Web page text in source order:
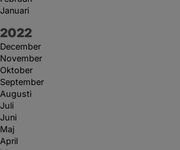
Januari
År:
2022
December
November
Oktober
September
Augusti
Juli
Juni
Maj
April